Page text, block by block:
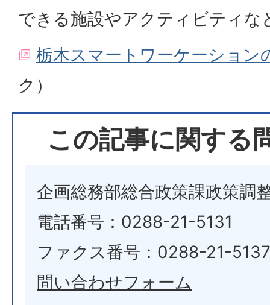
できる施設やアクティビティな
栃木スマートワーケーション
ク）
この記事に関する
企画総務部総合政策課政策調
電話番号：0288-21-5131
ファクス番号：0288-21-5137
問い合わせフォーム